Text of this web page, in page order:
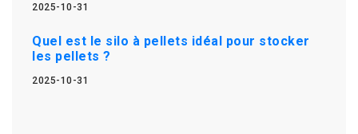
2025-10-31
Quel est le silo à pellets idéal pour stocker
les pellets ?
2025-10-31